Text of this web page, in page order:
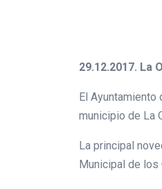
29.12.2017. La
El
municipio de La
La principal
Municipal de los